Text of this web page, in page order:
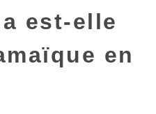
est-elle
en